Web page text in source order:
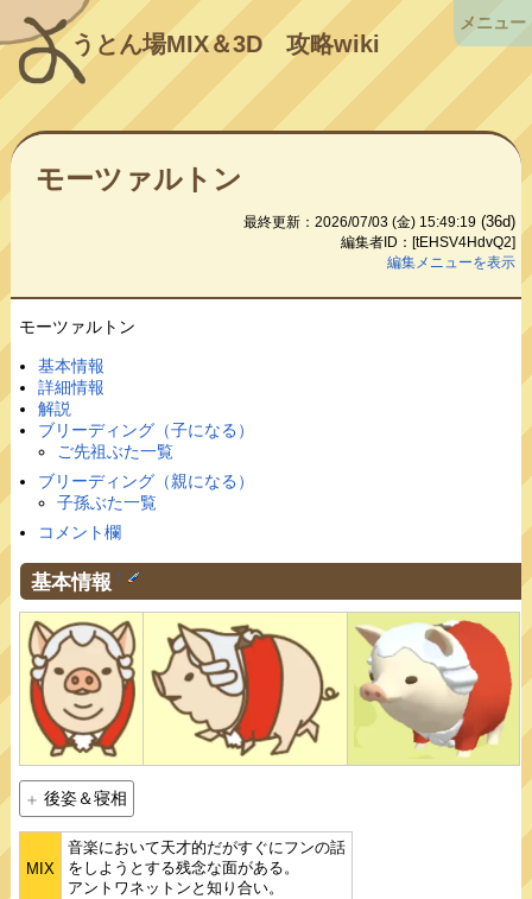
うとん場MIX＆3D攻略wiki
モーツァルトン
最終更新：2026/07/03 (金) 15:49:19 (36d)
編集者ID：[tEHSV4HdvQ2]
編集メニューを表示
モーツァルトン
基本情報
詳細情報
解説
ブリーディング（子になる）
ご先祖ぶた一覧
ブリーディング（親になる）
子孫ぶた一覧
コメント欄
基本情報 †
後姿＆寝相
MIX
音楽において天才的だがすぐにフンの話
をしようとする残念な面がある。
アントワネットンと知り合い。
メニュー